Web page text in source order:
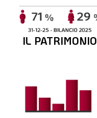
IL PATRIMONIO